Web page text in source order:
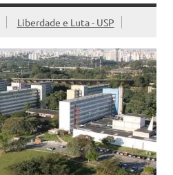
Liberdade e Luta - USP